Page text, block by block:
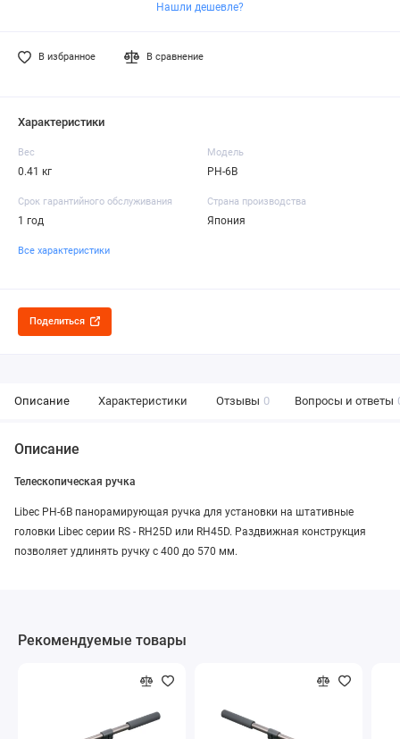
Нашли дешевле?
В избранное В сравнение
Характеристики
Вес
0.41 кг
Модель
PH-6B
Срок гарантийного обслуживания
1 год
Страна производства
Япония
Все характеристики
Поделиться
Описание Характеристики Отзывы 0 Вопросы и ответы
Описание
Телескопическая ручка
Libec PH-6B панорамирующая ручка для установки на штативные
головки Libec серии RS - RH25D или RH45D. Раздвижная конструкция
позволяет удлинять ручку с 400 до 570 мм.
Рекомендуемые товары